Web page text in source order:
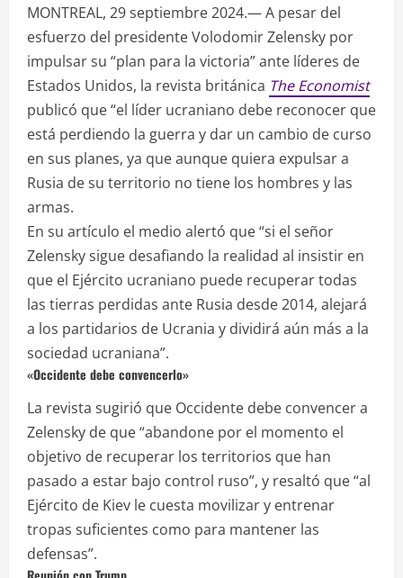
MONTREAL, 29 septiembre 2024.— A pesar del
esfuerzo del presidente Volodomir Zelensky por
impulsar su “plan para la victoria” ante líderes de
Estados Unidos, la revista británica The Economist
publicó que “el líder ucraniano debe reconocer que
está perdiendo la guerra y dar un cambio de curso
en sus planes, ya que aunque quiera expulsar a
Rusia de su territorio no tiene los hombres y las
armas.
En su artículo el medio alertó que “si el señor
Zelensky sigue desafiando la realidad al insistir en
que el Ejército ucraniano puede recuperar todas
las tierras perdidas ante Rusia desde 2014, alejará
a los partidarios de Ucrania y dividirá aún más a la
sociedad ucraniana”.
«Occidente debe convencerlo»
La revista sugirió que Occidente debe convencer a
Zelensky de que “abandone por el momento el
objetivo de recuperar los territorios que han
pasado a estar bajo control ruso”, y resaltó que “al
Ejército de Kiev le cuesta movilizar y entrenar
tropas suficientes como para mantener las
defensas”.